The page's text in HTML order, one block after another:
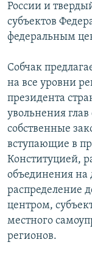
России и
субъектов
федеральным
Собчак
на все уровни
президента
увольнения
собственные
вступающие в
Конституцией,
объединения на
распределение
центром,
местного
регионов.